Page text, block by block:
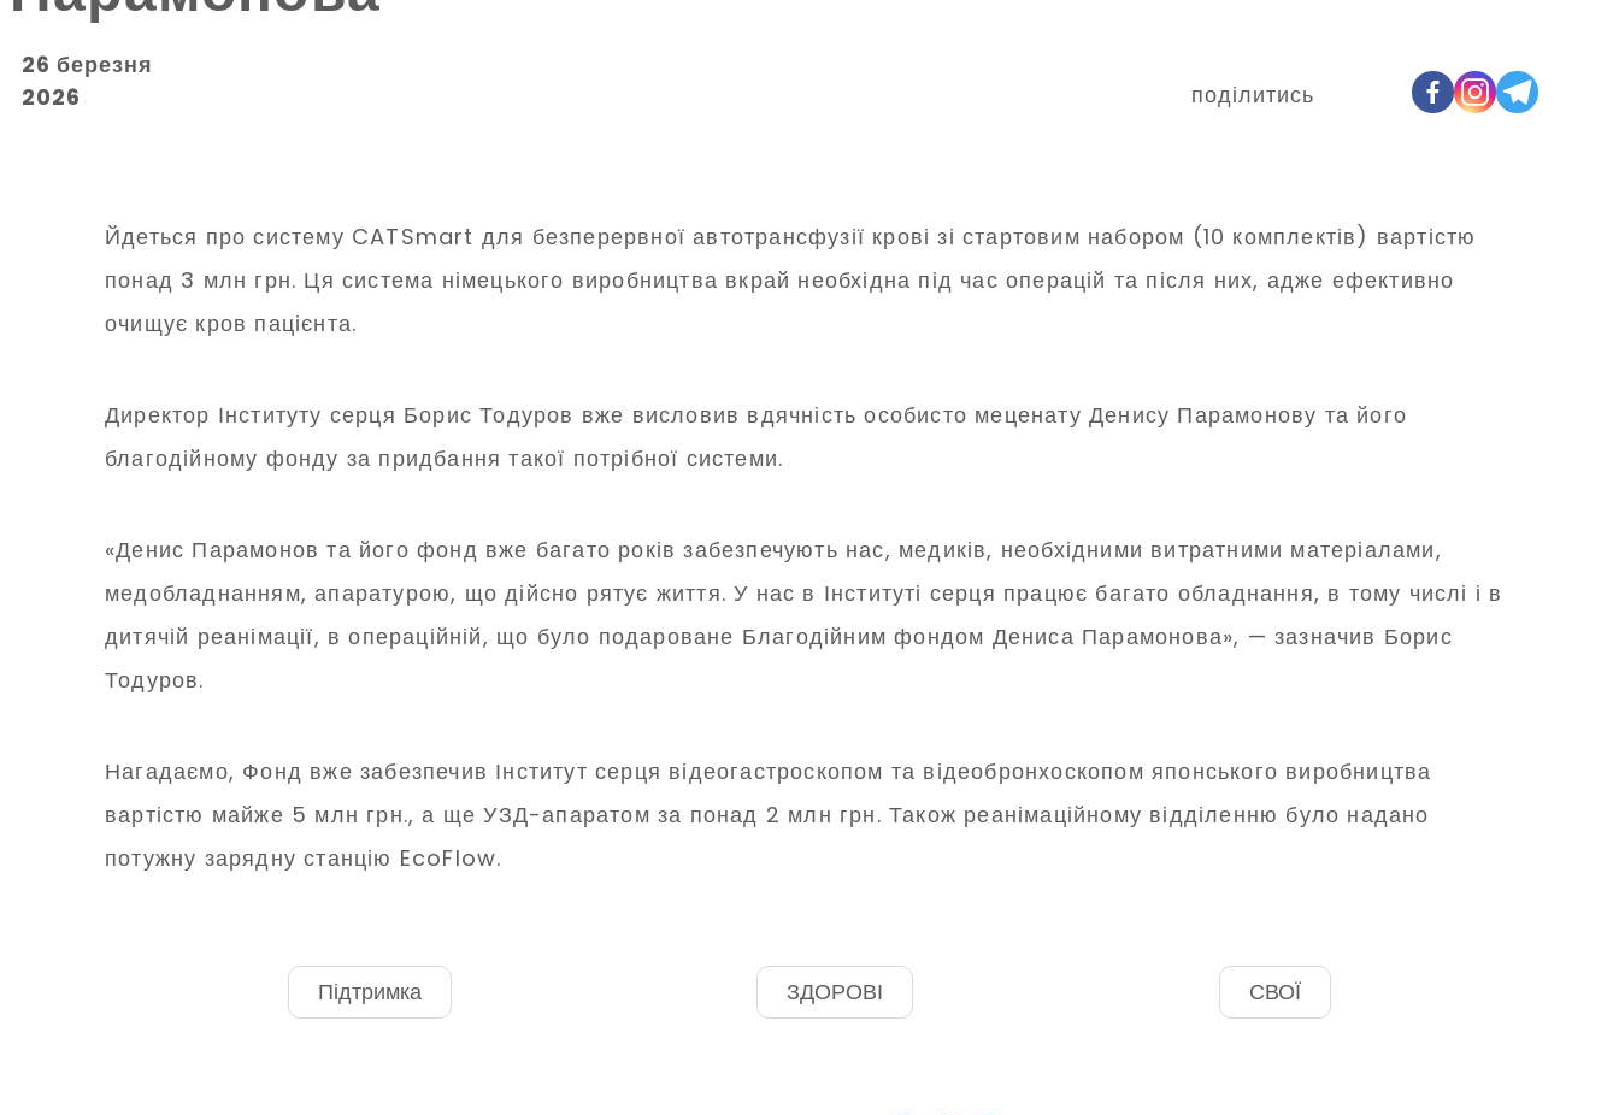
26 березня
2026
поділитись
Йдеться про систему CATSmart для безперервної автотрансфузії крові зі стартовим набором (10 комплектів) вартістю
понад 3 млн грн. Ця система німецького виробництва вкрай необхідна під час операцій та після них, адже ефективно
очищує кров пацієнта.
Директор Інституту серця Борис Тодуров вже висловив вдячність особисто меценату Денису Парамонову та його
благодійному фонду за придбання такої потрібної системи.
«Денис Парамонов та його фонд вже багато років забезпечують нас, медиків, необхідними витратними матеріалами,
медобладнанням, апаратурою, що дійсно рятує життя. У нас в Інституті серця працює багато обладнання, в тому числі і в
дитячій реанімації, в операційній, що було подароване Благодійним фондом Дениса Парамонова», — зазначив Борис
Тодуров.
Нагадаємо, Фонд вже забезпечив Інститут серця відеогастроскопом та відеобронхоскопом японського виробництва
вартістю майже 5 млн грн., а ще УЗД-апаратом за понад 2 млн грн. Також реанімаційному відділенню було надано
потужну зарядну станцію EcoFlow.
Підтримка ЗДОРОВІ СВОЇ